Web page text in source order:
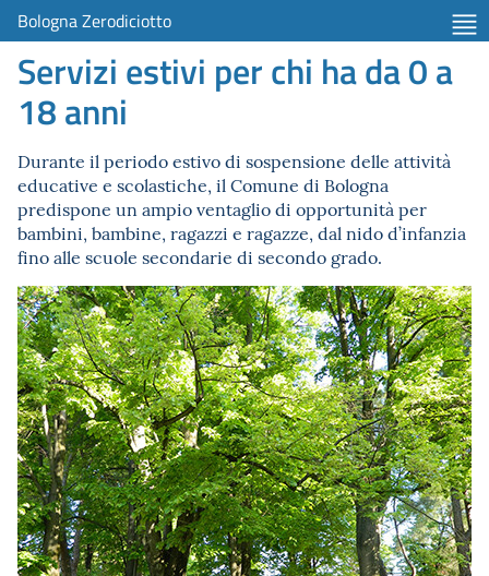
Bologna Zerodiciotto
Servizi estivi per chi ha da 0 a
18 anni
Durante il periodo estivo di sospensione delle attività
educative e scolastiche, il Comune di Bologna
predispone un ampio ventaglio di opportunità per
bambini, bambine, ragazzi e ragazze, dal nido d’infanzia
fino alle scuole secondarie di secondo grado.